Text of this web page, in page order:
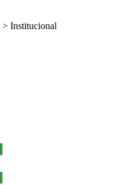
> Institucional